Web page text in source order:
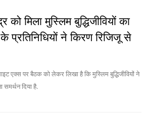
मिला मुस्लिम बुद्धिजीवियों का
प्रतिनिधियों ने किरण रिजिजू से
एक्स पर बैठक को लेकर लिखा है कि मुस्लिम बुद्धिजीवियों ने
दिया है.